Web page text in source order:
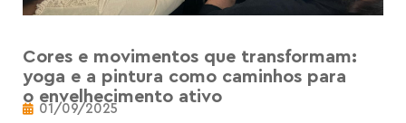
Cores e movimentos que transformam:
yoga e a pintura como caminhos para
o envelhecimento ativo
01/09/2025